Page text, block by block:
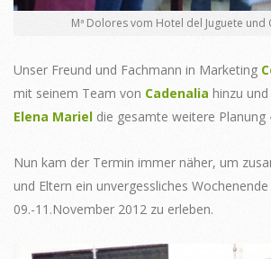
Mª Dolores vom Hotel del Juguete und
Unser Freund und Fachmann in Marketing
mit seinem Team von Cadenalia hinzu
Elena Mariel die gesamte weitere Planung
Nun kam der Termin immer näher, um
und Eltern ein unvergessliches
09.-11.November 2012 zu erleben.